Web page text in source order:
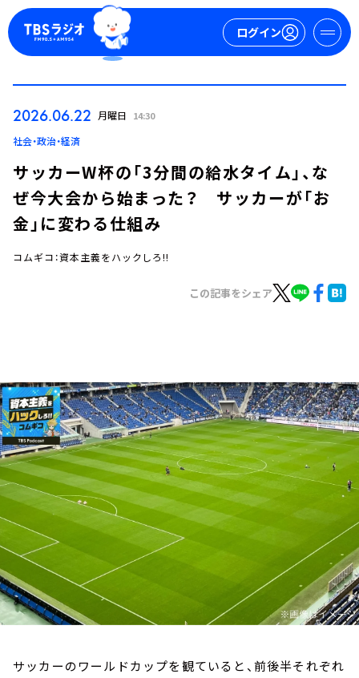
ログイン
イベント・グッズ
YouTube
会社情報
2026.06.22 月曜日 14:30
社会・政治・経済
サッカーW杯の「3分間の給水タイム」、な
ぜ今大会から始まった？ サッカーが「お
金」に変わる仕組み
コムギコ：資本主義をハックしろ!!
この記事をシェア
サッカーのワールドカップを観ていると、前後半それぞれ